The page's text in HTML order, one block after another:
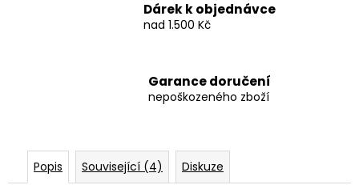
Dárek k objednávce
nad 1.500 Kč
Garance doručení
nepoškozeného zboží
Popis Související (4) Diskuze